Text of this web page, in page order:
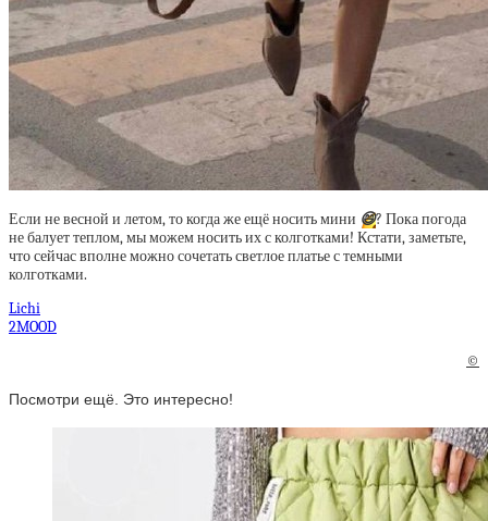
Если не весной и летом, то когда же ещё носить мини 😄? Пока погода
не балует теплом, мы можем носить их с колготками! Кстати, заметьте,
что сейчас вполне можно сочетать светлое платье с темными
колготками.
Lichi
2MOOD
©
Посмотри ещё. Это интересно!